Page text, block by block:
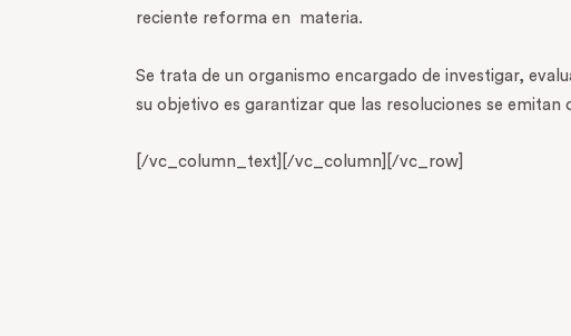
reciente reforma en
materia.
Se trata de un organismo encargado de investigar,
su objetivo es garantizar que las resoluciones se
[/vc_column_text][/vc_column][/vc_row]